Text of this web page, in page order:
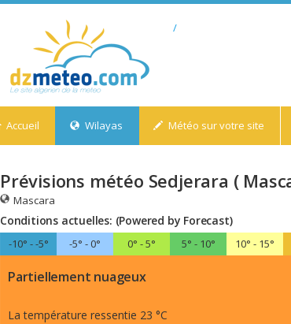
/
Accueil Wilayas Météo sur votre site
Prévisions météo Sedjerara (
Mascara
Conditions actuelles: (Powered by Forecast)
-10° - -5° -5° - 0° 0° - 5° 5° - 10° 10° - 15°
Partiellement nuageux
La température ressentie 23 °C